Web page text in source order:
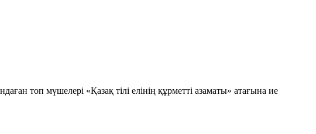
топ мүшелері «Қазақ тілі елінің құрметті азаматы» атағына ие